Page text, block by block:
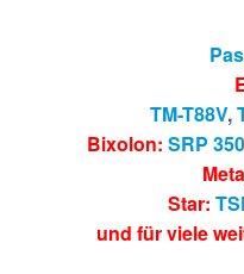
TM-T88V,
Bixolon: SRP 350
Star:
und für viele